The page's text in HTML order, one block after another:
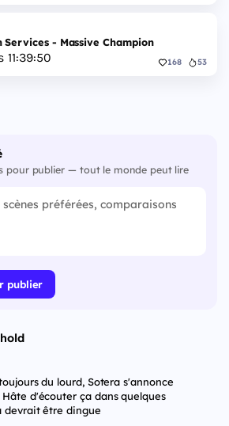
Services - Massive Champion
11:39:49 168 53
pour publier — tout le monde peut lire
publier
du lourd, Sotera s'annonce
d'écouter ça dans quelques
devrait être dingue